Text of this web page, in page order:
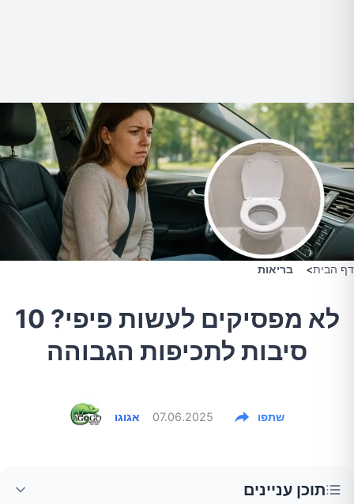
דף הבית> בריאות
לא מפסיקים לעשות פיפי? 10
סיבות לתכיפות הגבוהה
אגוגו 07.06.2025 שתפו
תוכן עניינים